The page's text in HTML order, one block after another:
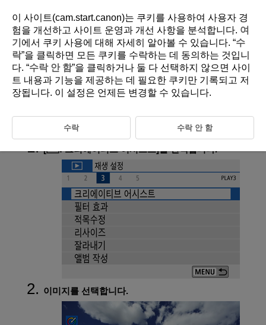
D101-129
크리에이티브 어시스트
있습니다.
[ :크리에이티브 어시스트]를 선택합니다.
이미지를 선택합니다.
이 사이트(cam.start.canon)는 쿠키를 사용하여 사용자 경
험을 개선하고 사이트 운영과 개선 사항을 분석합니다. 여
기 에서 쿠키 사용에 대해 자세히 알아볼 수 있습니다. “수
락”을 클릭하면 모든 쿠키를 수락하는 데 동의하는 것입니
다. “수락 안 함”을 클릭하거나 둘 다 선택하지 않으면 사이
트 내용과 기능을 제공하는 데 필요한 쿠키만 기록되고 저
장됩니다. 이 설정은 언제든 변경할 수 있습니다.
수락 수락 안 함